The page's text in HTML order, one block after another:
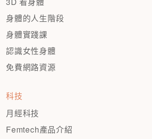
身體的人生階段
身體實踐課
認識女性身體
免費網路資源
科技
月經科技
Femtech產品介紹